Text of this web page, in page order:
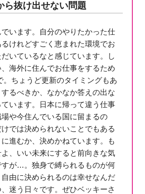
ら抜け出せない問題
います。自分のやりたかった仕
けれどすごく恵まれた環境でお
いているなと感じています。し
海外に住んでお仕事をするため
。ちょうど更新のタイミングもあ
るべきか、なかなか答えの出な
います。日本に帰って違う仕事
や今住んでいる国に留まるの
では決められないことでもある
進むか、決めかねています。も
、いい未来にすると前向きな気
すが…。独身で縛られるものが何
由に決められるのは幸せなんだ
迷う日々です。ぜひベッキーさ